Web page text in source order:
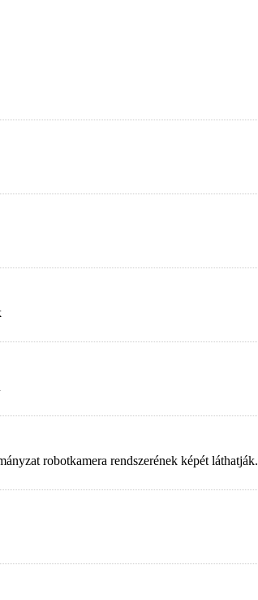
robotkamera rendszerének képét láthatják.